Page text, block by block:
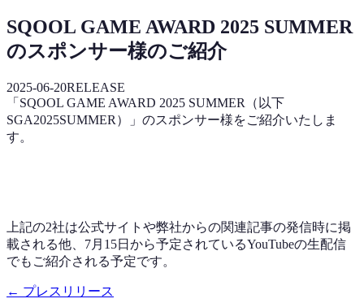
SQOOL GAME AWARD 2025 SUMMER
のスポンサー様のご紹介
2025-06-20RELEASE
「SQOOL GAME AWARD 2025 SUMMER（以下
SGA2025SUMMER）」のスポンサー様をご紹介いたしま
す。
上記の2社は公式サイトや弊社からの関連記事の発信時に掲
載される他、7月15日から予定されているYouTubeの生配信
でもご紹介される予定です。
← プレスリリース